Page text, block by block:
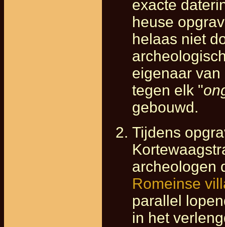
exacte
heuse
helaas niet
eigenaar
tegen elk "
gebouwd.
Tijdens
archeologen
Romeinse
parallel
in het